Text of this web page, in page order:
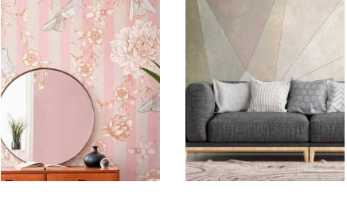
Material
Versandkostenfrei